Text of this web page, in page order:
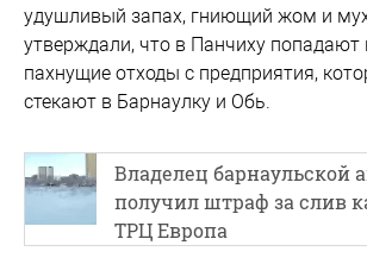
удушливый запах, гниющий жом и
утверждали, что в Панчиху попадают
пахнущие отходы с предприятия,
стекают в Барнаулку и Обь.
Владелец барнаульской
получил штраф за слив
ТРЦ Европа